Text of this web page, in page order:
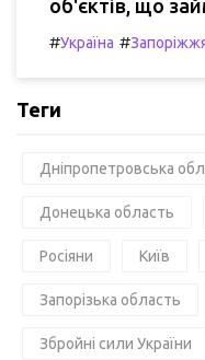
об'єктів, що
#Україна #
Теги
Дніпропетровська
Донецька область
Росіяни Київ
Запорізька область
Збройні сили України